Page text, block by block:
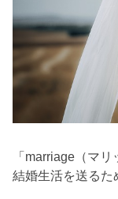
「marriage（マ
結婚生活を送るた